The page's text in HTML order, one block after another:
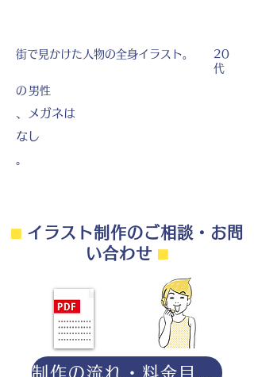
街で見かけた人物の全身イラスト。
20
代
の 男性
、メガネは
なし
。
⬛︎イラスト制作のご相談・お問
い合わせ ⬛︎